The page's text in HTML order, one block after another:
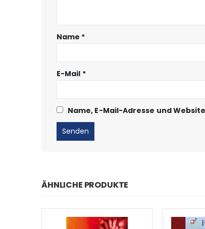
Name *
E-Mail *
Name, E-Mail-Adresse und
ÄHNLICHE PRODUKTE